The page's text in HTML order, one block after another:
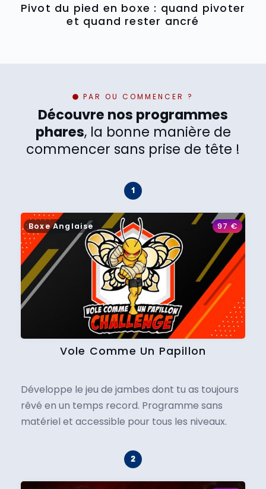
Pivot du pied en boxe : quand pivoter
et quand rester ancré
PAR OU COMMENCER ?
Découvre nos programmes
phares, la bonne manière de
commencer sans prise de tête !
Boxe Anglaise 97€
Vole Comme Un Papillon
Développe le jeu de jambes dont tu as toujours
rêvé en un temps record. Programme sans
matériel et accessible pour tous les niveaux.